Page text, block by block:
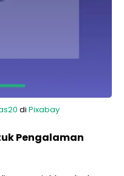
di Pixabay
Pengalaman